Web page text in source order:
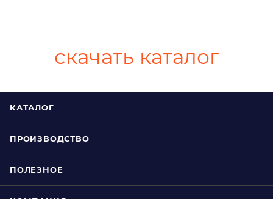
скачать каталог
КАТАЛОГ
ПРОИЗВОДСТВО
ПОЛЕЗНОЕ